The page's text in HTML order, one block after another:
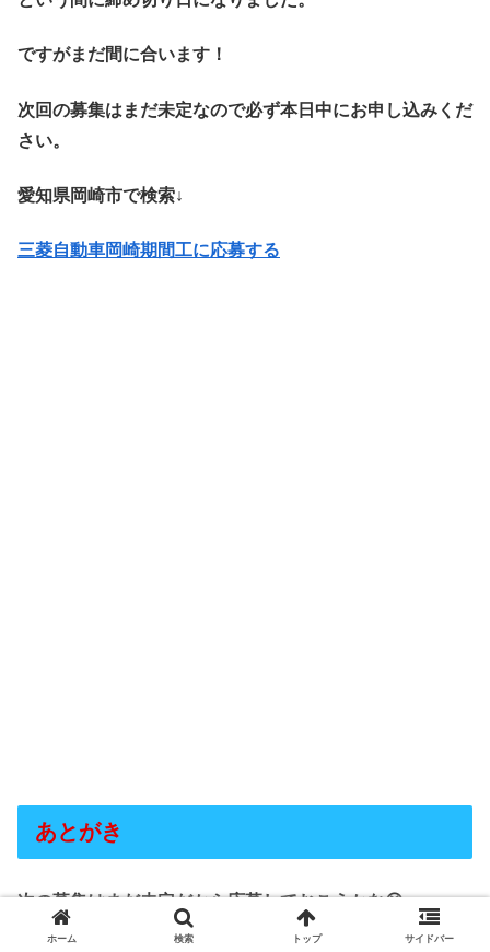
ですがまだ間に合います！
次回の募集はまだ未定なので必ず本日中にお申し込みくだ
さい。
愛知県岡崎市で検索↓
三菱自動車岡崎期間工に応募する
あとがき
次の募集はまだ未定だから応募しておこうかな😆
ホーム 検索 トップ サイドバー